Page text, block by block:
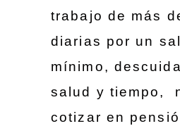
trabajo de más
diarias por un
mínimo,
salud y tiempo,
cotizar en